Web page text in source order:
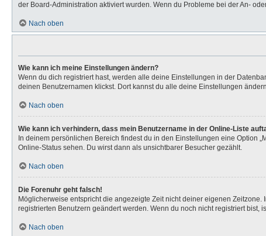
der Board-Administration aktiviert wurden. Wenn du Probleme bei der An-
Nach oben
Wie kann ich meine Einstellungen ändern?
Wenn du dich registriert hast, werden alle deine Einstellungen in der
deinen Benutzernamen klickst. Dort kannst du alle deine Einstellungen
Nach oben
Wie kann ich verhindern, dass mein Benutzername in der Online-Liste
In deinem persönlichen Bereich findest du in den Einstellungen eine Option
Online-Status sehen. Du wirst dann als unsichtbarer Besucher gezählt.
Nach oben
Die Forenuhr geht falsch!
Möglicherweise entspricht die angezeigte Zeit nicht deiner eigenen
registrierten Benutzern geändert werden. Wenn du noch nicht registriert bist,
Nach oben